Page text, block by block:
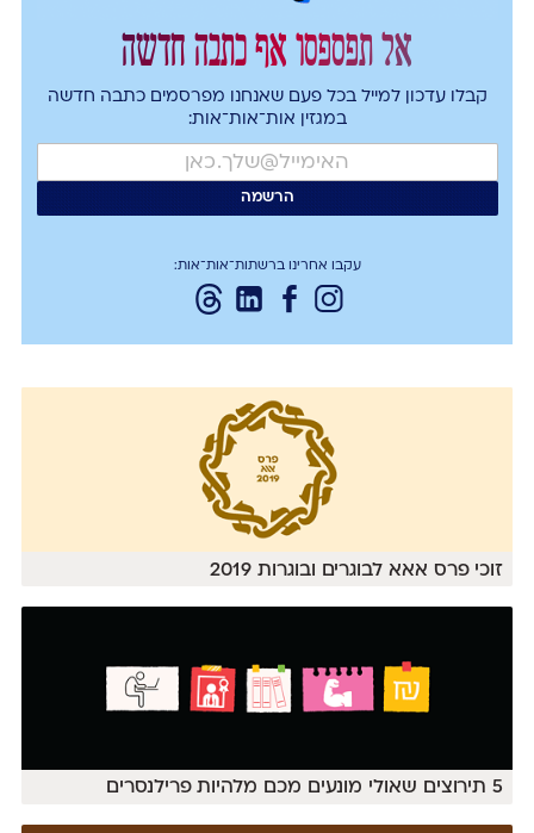
אל תפספסו אף כתבה חדשה
קבלו עדכון למייל בכל פעם שאנחנו מפרסמים כתבה חדשה
במגזין אות־אות־אות:
עקבו אחרינו ברשתות־אות־אות:
זוכי פרס אאא לבוגרים ובוגרות 2019
5 תירוצים שאולי מונעים מכם מלהיות פרילנסרים